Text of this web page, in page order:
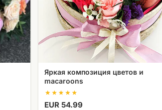
Яркая композиция цветов и
macaroons
EUR 54.99